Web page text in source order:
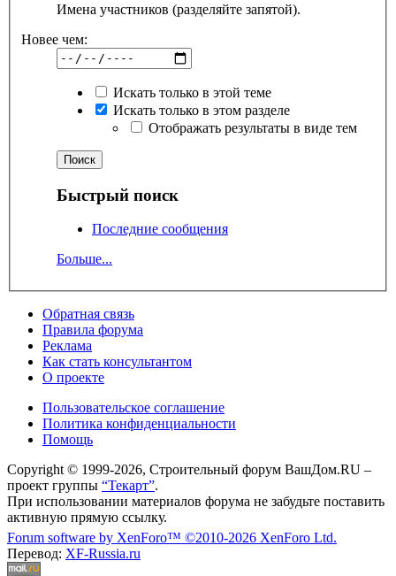
Имена участников (разделяйте запятой).
Новее чем:
Искать только в этой теме
Искать только в этом разделе
Отображать результаты в виде тем
Быстрый поиск
Последние сообщения
Больше...
Обратная связь
Правила форума
Реклама
Как стать консультантом
О проекте
Пользовательское соглашение
Политика конфиденциальности
Помощь
Copyright © 1999-2026, Строительный форум ВашДом.RU –
проект группы “Текарт”.
При использовании материалов форума не забудьте поставить
активную прямую ссылку.
Forum software by XenForo™ ©2010-2026 XenForo Ltd.
Перевод: XF-Russia.ru